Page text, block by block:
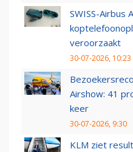
SWISS-Airbus
veroorzaakt
30-07-2026, 10:23
Airshow: 41
keer
30-07-2026, 9:30
KLM ziet